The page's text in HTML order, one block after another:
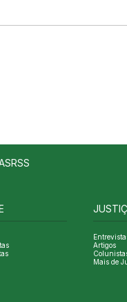
RSS
Artigos
Mais de